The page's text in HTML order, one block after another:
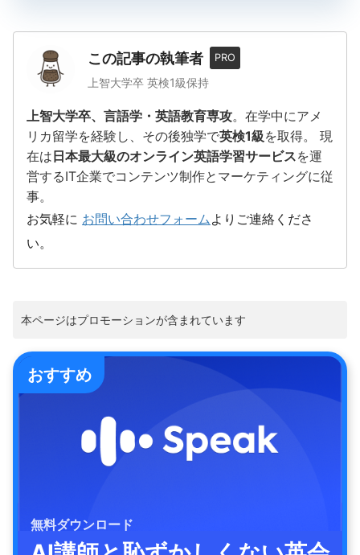
この記事の執筆者 PRO
上智大学卒 英検1級保持
上智大学卒、言語学・英語教育専攻。在学中にアメ
リカ留学を経験し、その後独学で英検1級を取得。 現
在は日本最大級のオンライン英語学習サービスを運
営するIT企業でコンテンツ制作とマーケティングに従
事。
お気軽に お問い合わせフォーム よりご連絡くださ
い。
本ページはプロモーションが含まれています
おすすめ
無料ダウンロード